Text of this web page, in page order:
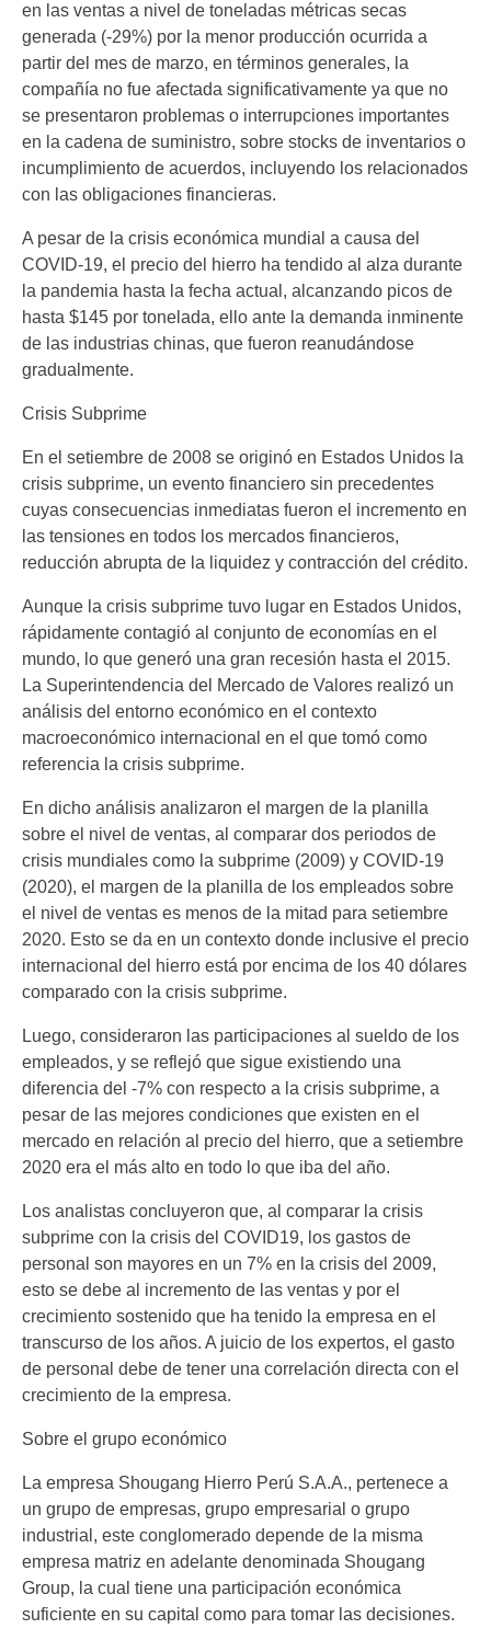
en las ventas a nivel de toneladas métricas secas
generada (-29%) por la menor producción ocurrida a
partir del mes de marzo, en términos generales, la
compañía no fue afectada significativamente ya que no
se presentaron problemas o interrupciones importantes
en la cadena de suministro, sobre stocks de inventarios o
incumplimiento de acuerdos, incluyendo los relacionados
con las obligaciones financieras.
A pesar de la crisis económica mundial a causa del
COVID-19, el precio del hierro ha tendido al alza durante
la pandemia hasta la fecha actual, alcanzando picos de
hasta $145 por tonelada, ello ante la demanda inminente
de las industrias chinas, que fueron reanudándose
gradualmente.
Crisis Subprime
En el setiembre de 2008 se originó en Estados Unidos la
crisis subprime, un evento financiero sin precedentes
cuyas consecuencias inmediatas fueron el incremento en
las tensiones en todos los mercados financieros,
reducción abrupta de la liquidez y contracción del crédito.
Aunque la crisis subprime tuvo lugar en Estados Unidos,
rápidamente contagió al conjunto de economías en el
mundo, lo que generó una gran recesión hasta el 2015.
La Superintendencia del Mercado de Valores realizó un
análisis del entorno económico en el contexto
macroeconómico internacional en el que tomó como
referencia la crisis subprime.
En dicho análisis analizaron el margen de la planilla
sobre el nivel de ventas, al comparar dos periodos de
crisis mundiales como la subprime (2009) y COVID-19
(2020), el margen de la planilla de los empleados sobre
el nivel de ventas es menos de la mitad para setiembre
2020. Esto se da en un contexto donde inclusive el precio
internacional del hierro está por encima de los 40 dólares
comparado con la crisis subprime.
Luego, consideraron las participaciones al sueldo de los
empleados, y se reflejó que sigue existiendo una
diferencia del -7% con respecto a la crisis subprime, a
pesar de las mejores condiciones que existen en el
mercado en relación al precio del hierro, que a setiembre
2020 era el más alto en todo lo que iba del año.
Los analistas concluyeron que, al comparar la crisis
subprime con la crisis del COVID19, los gastos de
personal son mayores en un 7% en la crisis del 2009,
esto se debe al incremento de las ventas y por el
crecimiento sostenido que ha tenido la empresa en el
transcurso de los años. A juicio de los expertos, el gasto
de personal debe de tener una correlación directa con el
crecimiento de la empresa.
Sobre el grupo económico
La empresa Shougang Hierro Perú S.A.A., pertenece a
un grupo de empresas, grupo empresarial o grupo
industrial, este conglomerado depende de la misma
empresa matriz en adelante denominada Shougang
Group, la cual tiene una participación económica
suficiente en su capital como para tomar las decisiones.